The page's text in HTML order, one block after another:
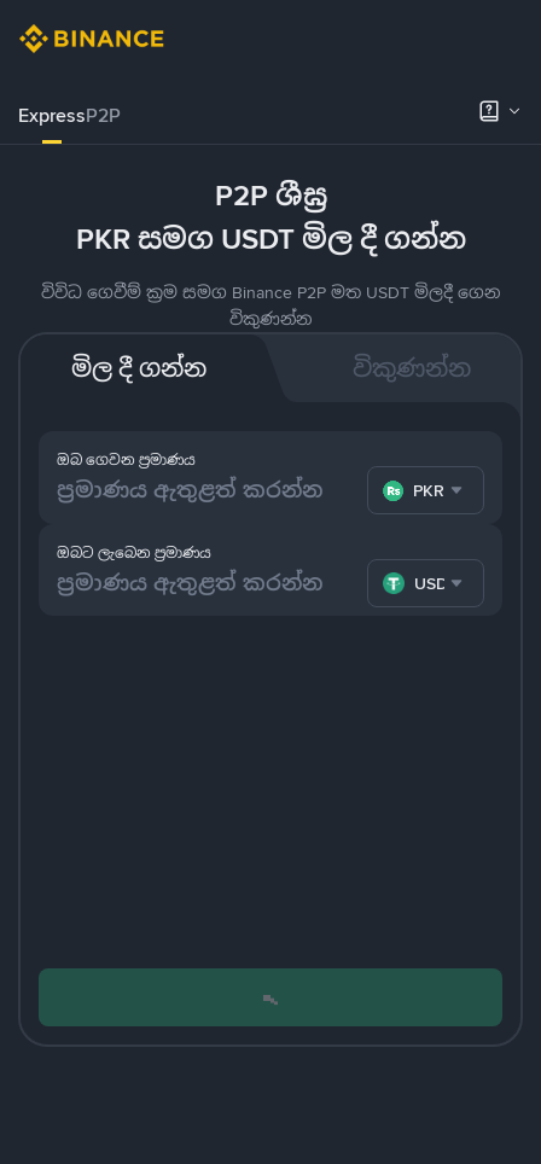
ExpressP2P
P2P ශීඝ්‍ර
PKR සමග USDT මිල දී ගන්න
විවිධ ගෙවීම් ක්‍රම සමග Binance P2P මත USDT මිලදී ගෙන
විකුණන්න
මිල දී ගන්න විකුණන්න
ඔබ ගෙවන ප්‍රමාණය
PKR
ඔබට ලැබෙන ප්‍රමාණය
USDT